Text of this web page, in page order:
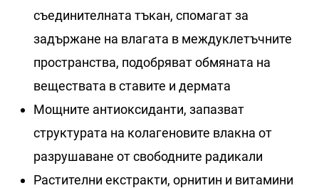
съединителната тъкан, спомагат за
задържане на влагата в междуклетъчните
пространства, подобряват обмяната на
веществата в ставите и дермата
Мощните антиоксиданти, запазват
структурата на колагеновите влакна от
разрушаване от свободните радикали
Растителни екстракти, орнитин и витамини